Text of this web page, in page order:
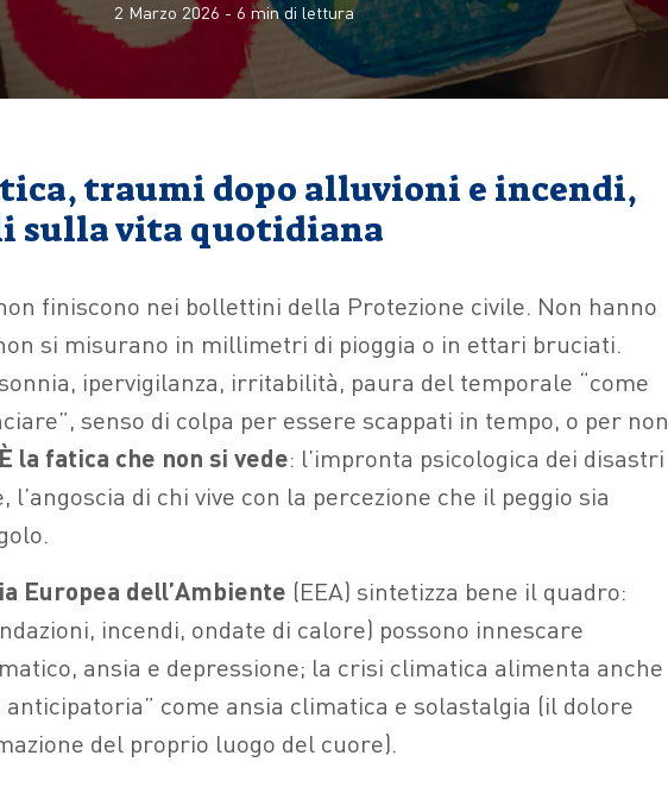
2 Marzo 2026 - 6 min di lettura
traumi dopo alluvioni e incendi,
sulla vita quotidiana
finiscono nei bollettini della Protezione civile. Non hanno
si misurano in millimetri di pioggia o in ettari bruciati.
ipervigilanza, irritabilità, paura del temporale “come
senso di colpa per essere scappati in tempo, o per non
È la fatica che non si vede: l’impronta psicologica dei disastri
l’angoscia di chi vive con la percezione che il peggio sia
Europea dell’Ambiente (EEA) sintetizza bene il quadro:
incendi, ondate di calore) possono innescare
ansia e depressione; la crisi climatica alimenta anche
anticipatoria” come ansia climatica e solastalgia (il dolore
del proprio luogo del cuore).